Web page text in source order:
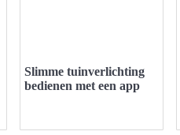
Slimme tuinverlichting
bedienen met een app